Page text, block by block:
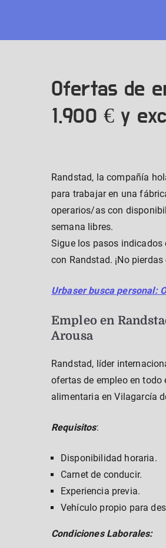
content
Ofertas de
1.900 € y
Randstad, la compañía
para trabajar en una
operarios/as con
semana libres.
Sigue los pasos
con Randstad. ¡No
Urbaser busca personal:
Empleo en
Arousa
Randstad, líder
ofertas de empleo en
alimentaria en Vilagarcía
Requisitos:
Disponibilidad horaria.
Carnet de conducir.
Experiencia previa.
Vehículo propio para
Condiciones Laborales: